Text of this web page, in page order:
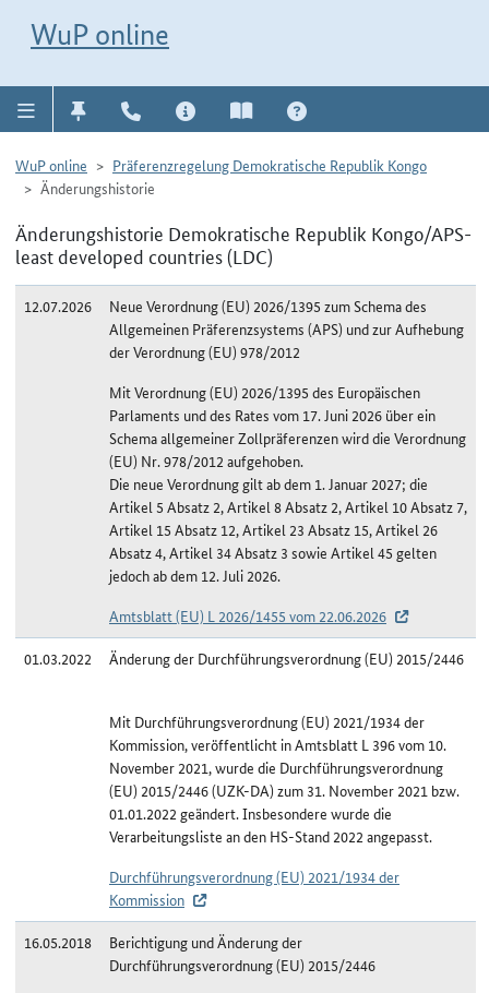
WuP online
WuP online
Präferenzregelung Demokratische Republik Kongo
Änderungshistorie
Änderungshistorie Demokratische Republik Kongo/APS-
least developed countries (LDC)
12.07.2026
Neue Verordnung (EU) 2026/1395 zum Schema des
Allgemeinen Präferenzsystems (APS) und zur Aufhebung
der Verordnung (EU) 978/2012
Mit Verordnung (EU) 2026/1395 des Europäischen
Parlaments und des Rates vom 17. Juni 2026 über ein
Schema allgemeiner Zollpräferenzen wird die Verordnung
(EU) Nr. 978/2012 aufgehoben.
Die neue Verordnung gilt ab dem 1. Januar 2027; die
Artikel 5 Absatz 2, Artikel 8 Absatz 2, Artikel 10 Absatz 7,
Artikel 15 Absatz 12, Artikel 23 Absatz 15, Artikel 26
Absatz 4, Artikel 34 Absatz 3 sowie Artikel 45 gelten
jedoch ab dem 12. Juli 2026.
Amtsblatt (EU) L 2026/1455 vom 22.06.2026
01.03.2022
Änderung der Durchführungsverordnung (EU) 2015/2446
Mit Durchführungsverordnung (EU) 2021/1934 der
Kommission, veröffentlicht in Amtsblatt L 396 vom 10.
November 2021, wurde die Durchführungsverordnung
(EU) 2015/2446 (UZK-DA) zum 31. November 2021 bzw.
01.01.2022 geändert. Insbesondere wurde die
Verarbeitungsliste an den HS-Stand 2022 angepasst.
Durchführungsverordnung (EU) 2021/1934 der
Kommission
16.05.2018
Berichtigung und Änderung der
Durchführungsverordnung (EU) 2015/2446